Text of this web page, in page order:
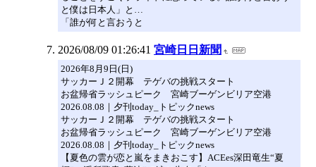
と僕は日本人」と…
「誰が何と言おうと
2026/08/09 01:26:41 宮崎日日新聞
2026年8月9日(日)
サッカーＪ２開幕 テゲバの挑戦スタート
お盆帰省ラッシュピーク 宮崎ブーゲンビリア空港
2026.08.08｜夕刊today_トピックnews
サッカーＪ２開幕 テゲバの挑戦スタート
お盆帰省ラッシュピーク 宮崎ブーゲンビリア空港
2026.08.08｜夕刊today_トピックnews
【夏色の雲が恋と嵐をまきおこす】ACEes深田竜生“夏